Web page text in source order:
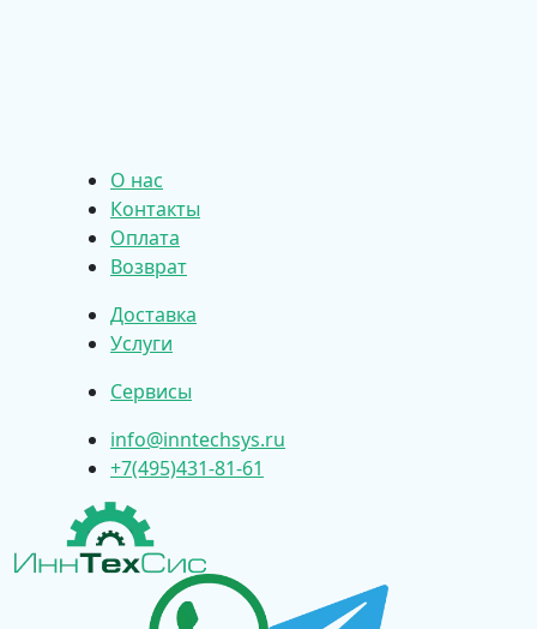
О нас
Контакты
Оплата
Возврат
Доставка
Услуги
Сервисы
info@inntechsys.ru
+7(495)431-81-61